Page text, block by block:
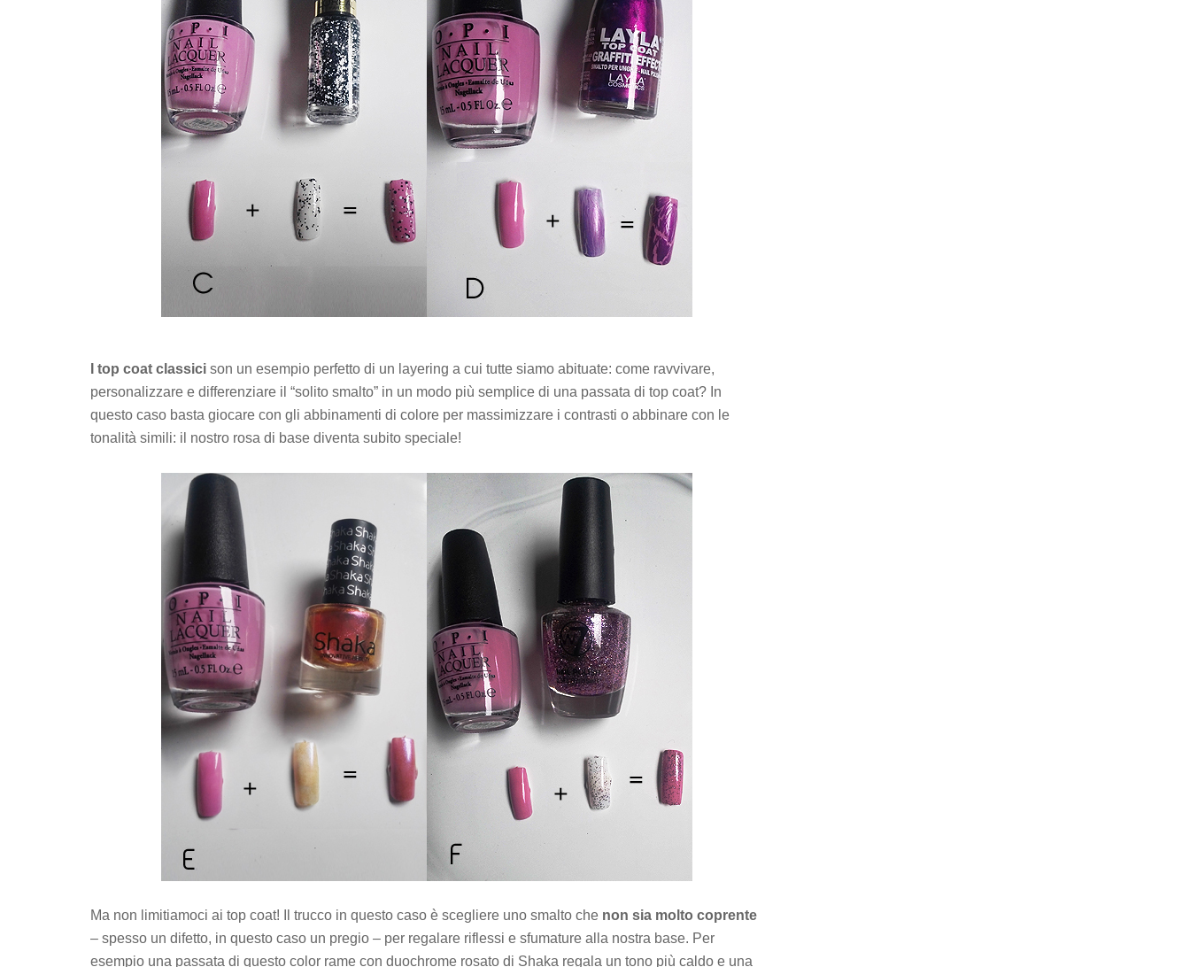
I top coat classici son un esempio perfetto di un layering a cui tutte siamo abituate: come ravvivare,
personalizzare e differenziare il “solito smalto” in un modo più semplice di una passata di top coat? In
questo caso basta giocare con gli abbinamenti di colore per massimizzare i contrasti o abbinare con le
tonalità simili: il nostro rosa di base diventa subito speciale!
Ma non limitiamoci ai top coat! Il trucco in questo caso è scegliere uno smalto che non sia molto coprente
– spesso un difetto, in questo caso un pregio – per regalare riflessi e sfumature alla nostra base. Per
esempio una passata di questo color rame con duochrome rosato di Shaka regala un tono più caldo e una